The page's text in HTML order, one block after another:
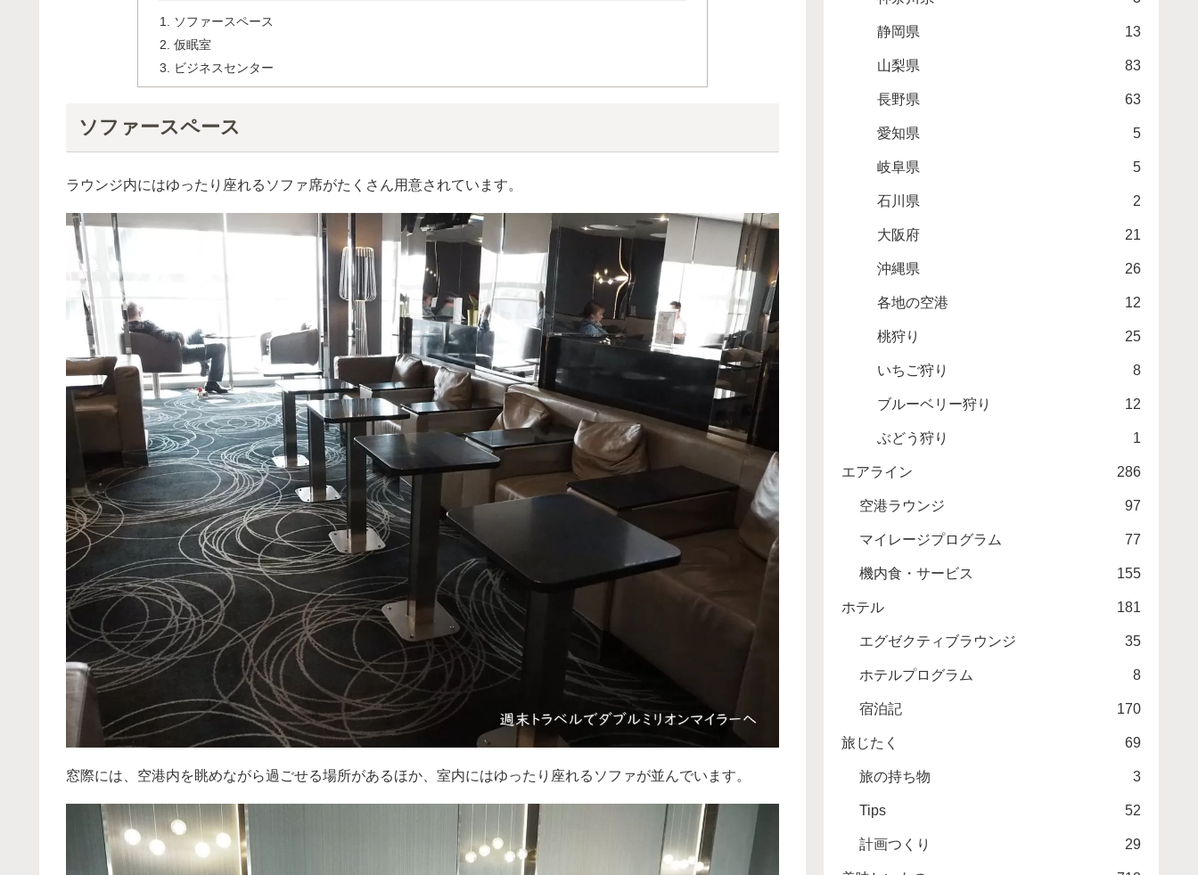
ソファースペース
仮眠室
ビジネスセンター
ソファースペース
ラウンジ内にはゆったり座れるソファ席がたくさん用意されています。
窓際には、空港内を眺めながら過ごせる場所があるほか、室内にはゆったり座れるソファが並んでいます。
静岡県 13
山梨県 83
長野県 63
愛知県 5
岐阜県 5
石川県 2
大阪府 21
沖縄県 26
各地の空港 12
桃狩り 25
いちご狩り 8
ブルーベリー狩り 12
ぶどう狩り 1
エアライン 286
空港ラウンジ 97
マイレージプログラム 77
機内食・サービス 155
ホテル 181
エグゼクティブラウンジ 35
ホテルプログラム 8
宿泊記 170
旅じたく 69
旅の持ち物 3
Tips 52
計画つくり 29